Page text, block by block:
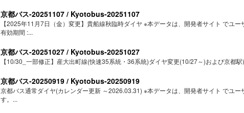
京都バス-20251107 / Kyotobus-20251107
【2025年11月7日（金）変更】貴船線秋臨時ダイヤ ※本データは、開発者サイト でユー
有効期間 :...
京都バス-20251027 / Kyotobus-20251027
【10/30_一部修正】産大出町線(快速35系統・36系統)ダイヤ変更(10/27～)および京都
京都バス-20250919 / Kyotobus-20250919
京都バス通常ダイヤ(カレンダー更新 ～2026.03.31) ※本データは、開発者サイト でユー
す。...